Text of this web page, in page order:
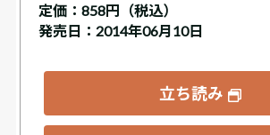
定価： 858円（税込）
発売日：2014年06月10日
立ち読み